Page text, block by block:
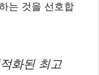
는 것을 선호합
화된 최고